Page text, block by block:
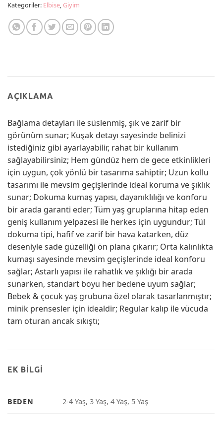
Kategoriler: Elbise, Giyim
AÇIKLAMA
Bağlama detayları ile süslenmiş, şık ve zarif bir
görünüm sunar; Kuşak detayı sayesinde belinizi
istediğiniz gibi ayarlayabilir, rahat bir kullanım
sağlayabilirsiniz; Hem gündüz hem de gece etkinlikleri
için uygun, çok yönlü bir tasarıma sahiptir; Uzun kollu
tasarımı ile mevsim geçişlerinde ideal koruma ve şıklık
sunar; Dokuma kumaş yapısı, dayanıklılığı ve konforu
bir arada garanti eder; Tüm yaş gruplarına hitap eden
geniş kullanım yelpazesi ile herkes için uygundur; Tül
dokuma tipi, hafif ve zarif bir hava katarken, düz
deseniyle sade güzelliği ön plana çıkarır; Orta kalınlıkta
kumaşı sayesinde mevsim geçişlerinde ideal konforu
sağlar; Astarlı yapısı ile rahatlık ve şıklığı bir arada
sunarken, standart boyu her bedene uyum sağlar;
Bebek & çocuk yaş grubuna özel olarak tasarlanmıştır;
minik prensesler için idealdir; Regular kalıp ile vücuda
tam oturan ancak sıkıştı;
EK BILGI
BEDEN 2-4 Yaş, 3 Yaş, 4 Yaş, 5 Yaş